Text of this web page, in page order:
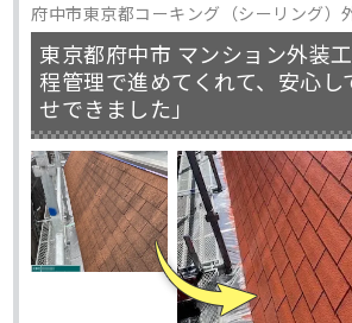
府中市東京都コーキング（シーリング）
水工事
東京都府中市 マンション外装
程管理で進めてくれて、安心
せできました」